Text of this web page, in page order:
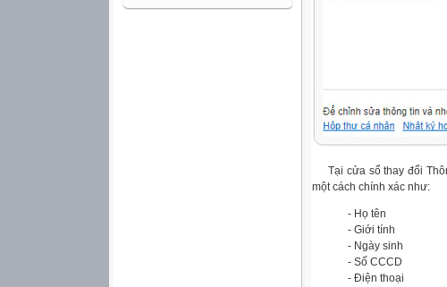
Tại cửa sổ thay đổi
một cách chính xác như:
- Họ tên
- Giới tính
- Ngày sinh
- Số CCCD
- Điện thoại